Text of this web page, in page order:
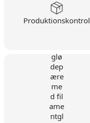
Produktionskontrol